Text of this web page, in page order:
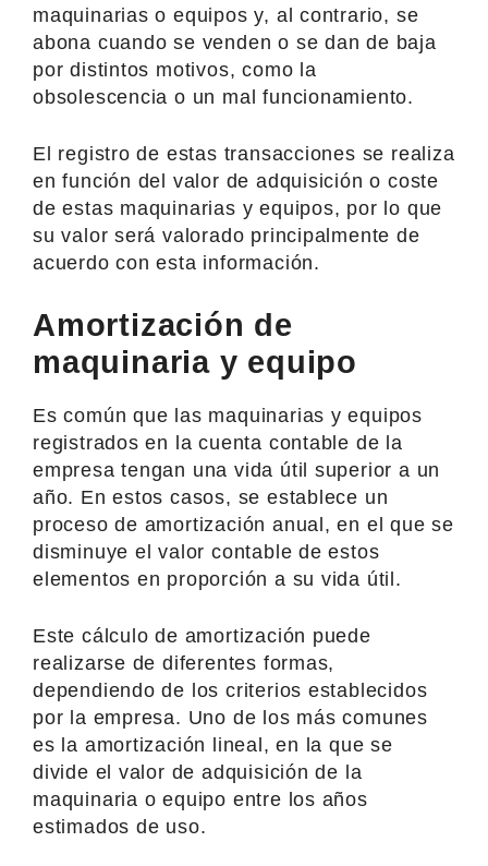
maquinarias o equipos y, al contrario, se
abona cuando se venden o se dan de baja
por distintos motivos, como la
obsolescencia o un mal funcionamiento.
El registro de estas transacciones se realiza
en función del valor de adquisición o coste
de estas maquinarias y equipos, por lo que
su valor será valorado principalmente de
acuerdo con esta información.
Amortización de
maquinaria y equipo
Es común que las maquinarias y equipos
registrados en la cuenta contable de la
empresa tengan una vida útil superior a un
año. En estos casos, se establece un
proceso de amortización anual, en el que se
disminuye el valor contable de estos
elementos en proporción a su vida útil.
Este cálculo de amortización puede
realizarse de diferentes formas,
dependiendo de los criterios establecidos
por la empresa. Uno de los más comunes
es la amortización lineal, en la que se
divide el valor de adquisición de la
maquinaria o equipo entre los años
estimados de uso.